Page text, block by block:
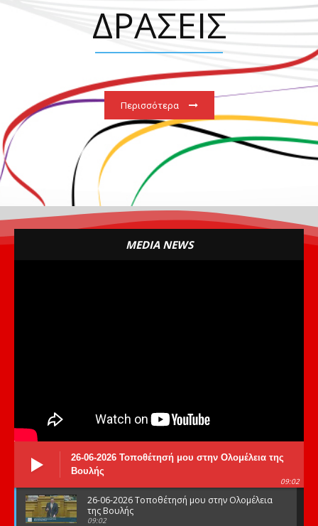
ΔΡΑΣΕΙΣ
Περισσότερα
MEDIA NEWS
26-06-2026 Τοποθέτησή μου στην Ολομέλεια της
Βουλής
09:02
26-06-2026 Τοποθέτησή μου στην Ολομέλεια
της Βουλής
09:02